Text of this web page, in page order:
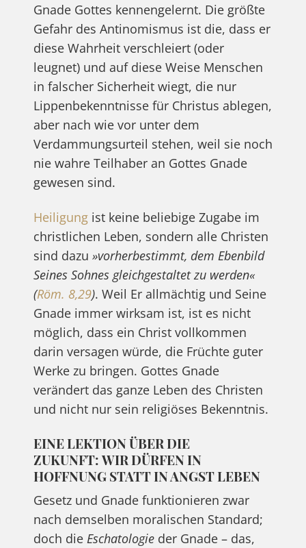
Gnade Gottes kennengelernt. Die größte
Gefahr des Antinomismus ist die, dass er
diese Wahrheit verschleiert (oder
leugnet) und auf diese Weise Menschen
in falscher Sicherheit wiegt, die nur
Lippenbekenntnisse für Christus ablegen,
aber nach wie vor unter dem
Verdammungsurteil stehen, weil sie noch
nie wahre Teilhaber an Gottes Gnade
gewesen sind.
Heiligungist keine beliebige Zugabe im
christlichen Leben, sondern alle Christen
sind dazu »vorherbestimmt, dem Ebenbild
Seines Sohnes gleichgestaltet zu werden«
(Röm. 8,29). Weil Er allmächtig und Seine
Gnade immer wirksam ist, ist es nicht
möglich, dass ein Christ vollkommen
darin versagen würde, die Früchte guter
Werke zu bringen. Gottes Gnade
verändert das ganze Leben des Christen
und nicht nur sein religiöses Bekenntnis.
EINE LEKTION ÜBER DIE
ZUKUNFT: WIR DÜRFEN IN
HOFFNUNG STATT IN ANGST LEBEN
Gesetz und Gnade funktionieren zwar
nach demselben moralischen Standard;
doch die Eschatologieder Gnade – das,